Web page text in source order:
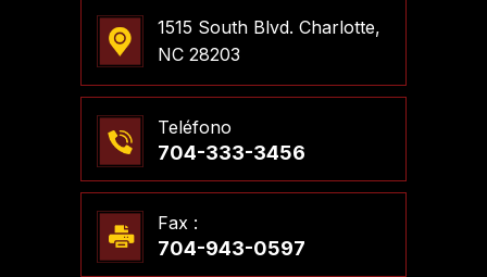
1515 South Blvd. Charlotte,
NC 28203
Teléfono
704-333-3456
Fax :
704-943-0597